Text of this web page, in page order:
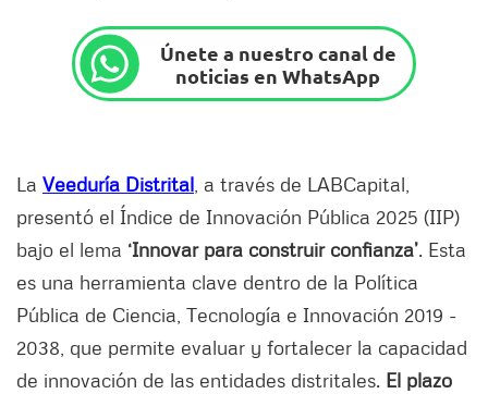
Únete a nuestro canal de
noticias en WhatsApp
La Veeduría Distrital , a través de LABCapital,
presentó el Índice de Innovación Pública 2025 (IIP)
bajo el lema ‘Innovar para construir confianza’. Esta
es una herramienta clave dentro de la Política
Pública de Ciencia, Tecnología e Innovación 2019 -
2038, que permite evaluar y fortalecer la capacidad
de innovación de las entidades distritales. El plazo